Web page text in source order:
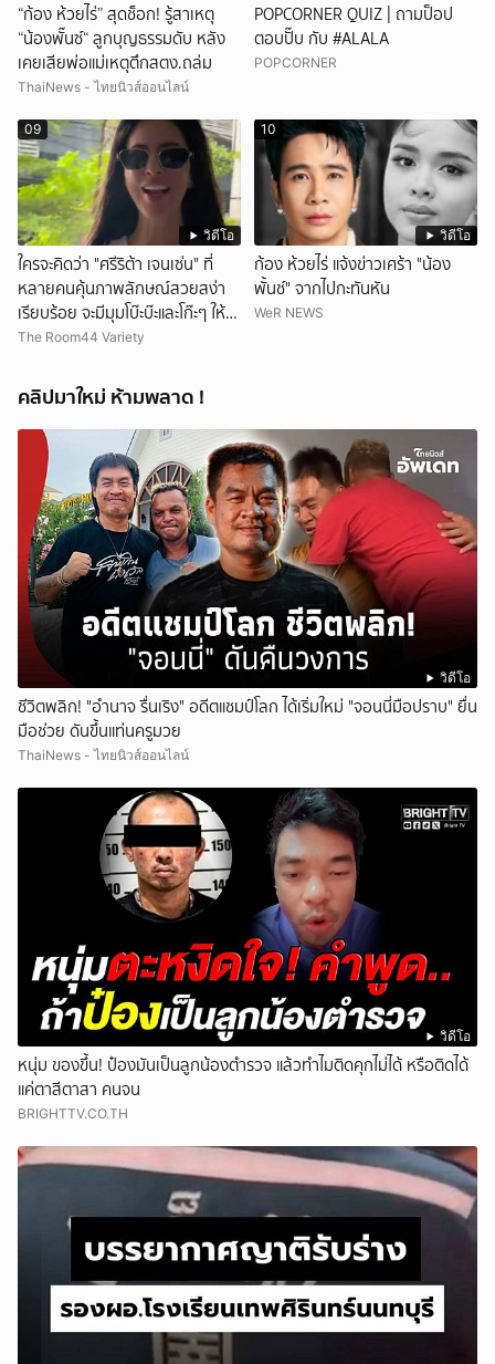
“ก้อง ห้วยไร่” สุดช็อก! รู้สาเหตุ
“น้องพั๊นซ์“ ลูกบุญธรรมดับ หลัง
เคยเสียพ่อแม่เหตุตึกสตง.ถล่ม
ThaiNews - ไทยนิวส์ออนไลน์
POPCORNER QUIZ | ถามป็อป
ตอบปั๊บ กับ #ALALA
POPCORNER
วิดีโอ
09
ใครจะคิดว่า "ศรีริต้า เจนเซ่น" ที่
หลายคนคุ้นภาพลักษณ์สวยสง่า
เรียบร้อย จะมีมุมโบ๊ะบ๊ะและโก๊ะๆ ให้ได้
อมยิ้มเหมือนกัน งานนี้ทำเอาแฟนๆ
The Room44 Variety
วิดีโอ
10
ก้อง ห้วยไร่ แจ้งข่าวเศร้า "น้อง
พั้นช์" จากไปกะทันหัน
WeR NEWS
คลิปมาใหม่ ห้ามพลาด !
วิดีโอ
ชีวิตพลิก! "อำนาจ รื่นเริง" อดีตแชมป์โลก ได้เริ่มใหม่ "จอนนี่มือปราบ" ยื่น
มือช่วย ดันขึ้นแท่นครูมวย
ThaiNews - ไทยนิวส์ออนไลน์
วิดีโอ
หนุ่ม ของขึ้น! ป๋องมันเป็นลูกน้องตำรวจ แล้วทำไมติดคุกไม่ได้ หรือติดได้
แค่ตาสีตาสา คนจน
BRIGHTTV.CO.TH